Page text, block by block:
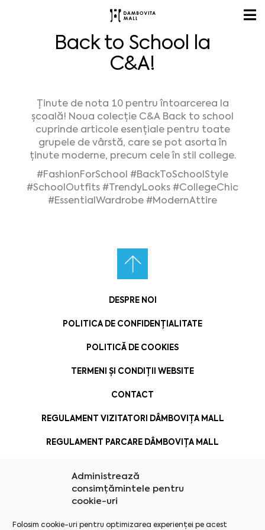
Administrează
consimțămintele pentru
cookie-uri
Folosim cookie-uri pentru optimizarea experienței pe acest
Back to School la
C&A!
Ținute de nota 10 pentru întoarcerea la
școală! Noua colecție C&A Back to school
cuprinde articole esențiale pentru toate
grupele de vârstă, care se pot asorta în
ținute moderne, precum cele în stil college.
#FashionForSchool #BackToSchoolStyle
#SchoolOutfits #TrendyLooks #CollegeChic
#EssentialWardrobe #ModernAttire
DESPRE NOI
POLITICA DE CONFIDENȚIALITATE
POLITICĂ DE COOKIES
TERMENI ȘI CONDIȚII WEBSITE
CONTACT
REGULAMENT VIZITATORI DÂMBOVIȚA MALL
REGULAMENT PARCARE DÂMBOVIȚA MALL